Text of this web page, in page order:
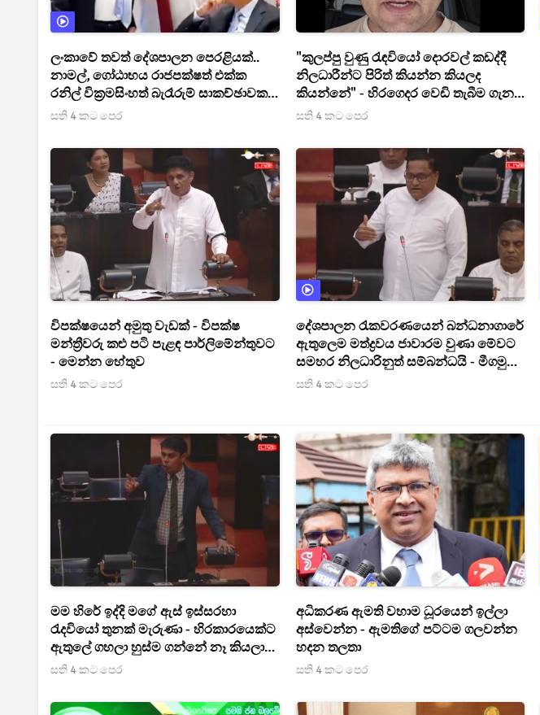
ලංකාවේ තවත් දේශපාලන පෙරළියක්..
නාමල්, ගෝඨාභය රාජපක්ෂත් එක්ක
රනිල් වික්‍රමසිංහත් බැරෑරුම් සාකච්ඡාවක
[VIDEO]
සති 4 කට පෙර
"කුලප්පු වුණු රැඳවියෝ දොරවල් කඩද්දී
නිලධාරීන්ට පිරිත් කියන්න කියලද
කියන්නේ" - හිරගෙදර වෙඩි තැබීම ගැන
විශ්ව ලංකා කළ ආන්දෝලනාත්මක
සති 4 කට පෙර
විපක්ෂයෙන් අමුතු වැඩක් - විපක්ෂ
මන්ත්‍රීවරු කළු පටි පැළඳ පාර්ලිමේන්තුවට
- මෙන්න හේතුව
සති 4 කට පෙර
දේශපාලන රැකවරණයෙන් බන්ධනාගාරේ
ඇතුලෙම මත්ද්‍රවය ජාවාරම වුණා මේවට
සමහර නිලධාරිනුත් සම්බන්ධයි - මීගමුව
බන්ධනාගාර සිදුවීම ගැන ඇමති විජිත
සති 4 කට පෙර
මම හිරේ ඉද්දි මගේ ඇස් ඉස්සරහා
රැදවියෝ තුනක් මැරුණා - හිරකාරයෙක්ට
ඇතුලේ ගහලා හුස්ම ගන්නේ නෑ කියලා
මට කතා කරා - කෑම දෙන්නේ සෝඩා
ගැන ආන්දෝලනාත්මක හෙළිදරව්වක්
සති 4 කට පෙර
අධිකරණ ඇමති වහාම ධූරයෙන් ඉල්ලා
අස්වෙන්න - ඇමතිගේ පට්ටම ගලවන්න
හදන තලතා
සති 4 කට පෙර